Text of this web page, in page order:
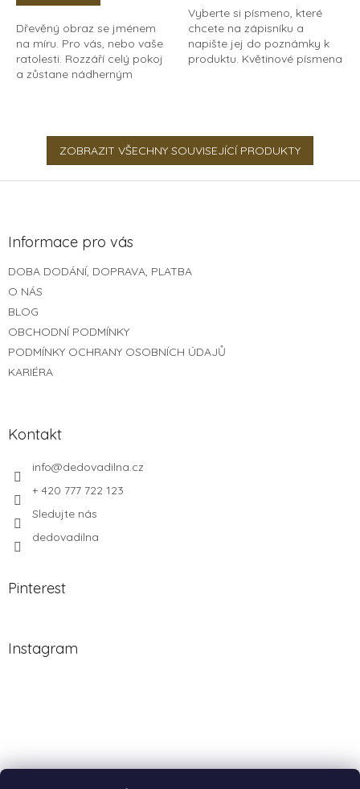
Dřevěný obraz se jménem
na míru. Pro vás, nebo vaše
ratolesti. Rozzáří celý pokoj
a zůstane nádherným
5
hvězdiček.
Vyberte si písmeno, které
chcete na zápisníku a
napište jej do poznámky k
produktu. Květinové písmena
ZOBRAZIT VŠECHNY SOUVISEJÍCÍ PRODUKTY
Informace pro vás
DOBA DODÁNÍ, DOPRAVA, PLATBA
O NÁS
BLOG
OBCHODNÍ PODMÍNKY
PODMÍNKY OCHRANY OSOBNÍCH ÚDAJŮ
KARIÉRA
Kontakt
info@dedovadilna.cz
+ 420 777 722 123
Sledujte nás
dedovadilna
Pinterest
Instagram